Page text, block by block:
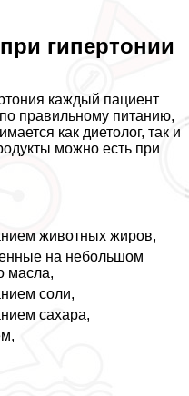
гипертонии
каждый пациент
правильному питанию,
как диетолог, так и
можно есть при
животных жиров,
на небольшом
масла,
соли,
сахара,